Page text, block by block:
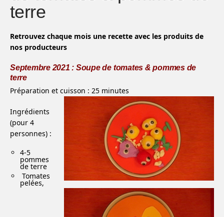
terre
Retrouvez chaque mois une recette avec les produits de
nos producteurs
Septembre 2021 : Soupe de tomates & pommes de
terre
Préparation et cuisson : 25 minutes
Ingrédients
(pour 4
personnes) :
4-5
pommes
de terre
Tomates
pelées,